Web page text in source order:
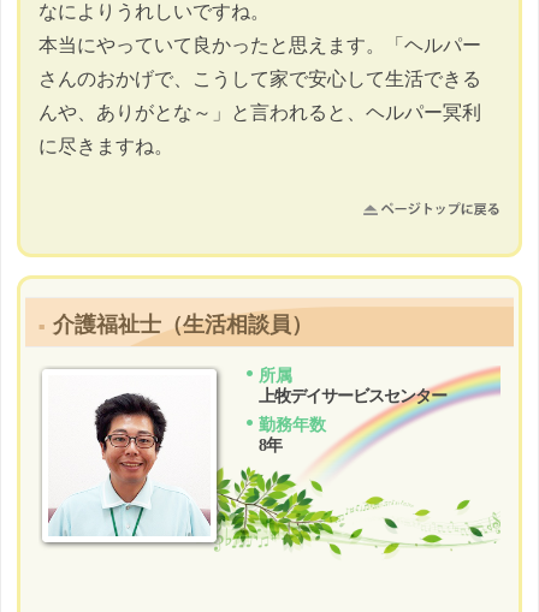
なによりうれしいですね。
本当にやっていて良かったと思えます。「ヘルパー
さんのおかげで、こうして家で安心して生活できる
んや、ありがとな～」と言われると、ヘルパー冥利
に尽きますね。
介護福祉士（生活相談員）
所属
上牧デイサービスセンター
勤務年数
8年